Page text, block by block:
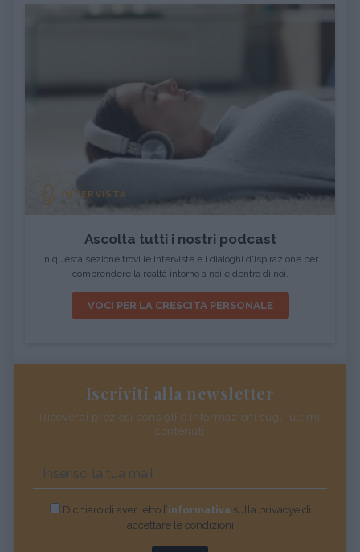
INTERVISTA
Ascolta tutti i nostri podcast
In questa sezione trovi le interviste e i dialoghi d'ispirazione per
comprendere la realtà intorno a noi e dentro di noi.
VOCI PER LA CRESCITA PERSONALE
Iscriviti alla newsletter
Riceverai preziosi consigli e informazioni sugli ultimi
contenuti
Dichiaro di aver letto l’informativasulla privacye di
accettare le condizioni